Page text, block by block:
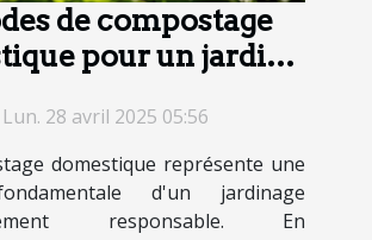
de compostage
pour un jardin
Lun. 28 avril 2025 05:56
domestique représente une
d'un jardinage
responsable. En